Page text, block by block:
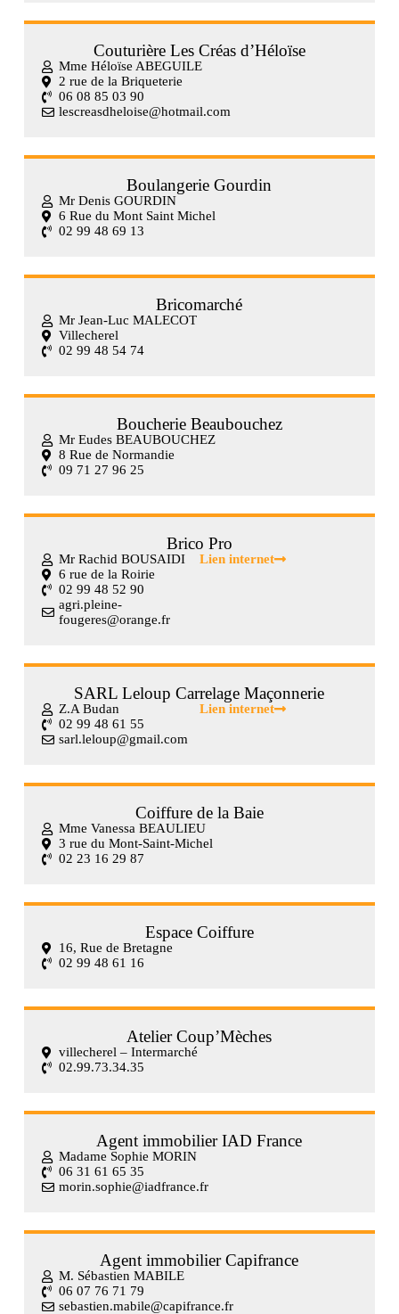
Couturière Les Créas d’Héloïse
Mme Héloïse ABEGUILE
2 rue de la Briqueterie
06 08 85 03 90
lescreasdheloise@hotmail.com
Boulangerie Gourdin
Mr Denis GOURDIN
6 Rue du Mont Saint Michel
02 99 48 69 13
Bricomarché
Mr Jean-Luc MALECOT
Villecherel
02 99 48 54 74
Boucherie Beaubouchez
Mr Eudes BEAUBOUCHEZ
8 Rue de Normandie
09 71 27 96 25
Brico Pro
Mr Rachid BOUSAIDI
6 rue de la Roirie
02 99 48 52 90
agri.pleine-
fougeres@orange.fr
Lien internet
SARL Leloup Carrelage Maçonnerie
Z.A Budan
02 99 48 61 55
sarl.leloup@gmail.com
Lien internet
Coiffure de la Baie
Mme Vanessa BEAULIEU
3 rue du Mont-Saint-Michel
02 23 16 29 87
Espace Coiffure
16, Rue de Bretagne
02 99 48 61 16
Atelier Coup’Mèches
villecherel – Intermarché
02.99.73.34.35
Agent immobilier IAD France
Madame Sophie MORIN
06 31 61 65 35
morin.sophie@iadfrance.fr
Agent immobilier Capifrance
M. Sébastien MABILE
06 07 76 71 79
sebastien.mabile@capifrance.fr